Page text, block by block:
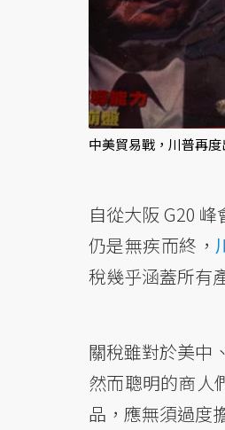
中美貿易戰，川普再
自從大阪 G20
仍是無疾而終，
稅幾乎涵蓋所有
關稅雖對於美中
然而聰明的商人
品，應無須過度